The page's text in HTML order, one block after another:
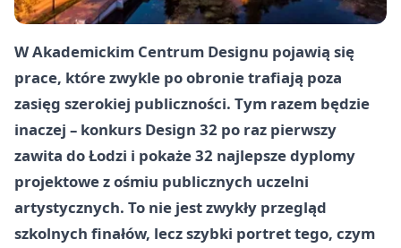
W Akademickim Centrum Designu pojawią się
prace, które zwykle po obronie trafiają poza
zasięg szerokiej publiczności. Tym razem będzie
inaczej – konkurs Design 32 po raz pierwszy
zawita do Łodzi i pokaże 32 najlepsze dyplomy
projektowe z ośmiu publicznych uczelni
artystycznych. To nie jest zwykły przegląd
szkolnych finałów, lecz szybki portret tego, czym